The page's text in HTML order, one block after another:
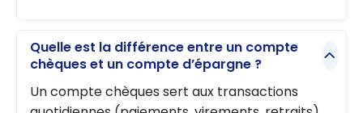
Quelle est la différence entre un compte
chèques et un compte d’épargne ?
Un compte chèques sert aux transactions